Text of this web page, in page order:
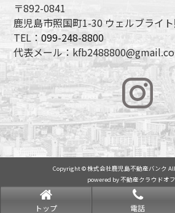
トップ 電話
〒892-0841
鹿児島市照国町1-30 ウェルブライ
TEL：099-248-8800
代表メール：
Copyright © 株式会社鹿児島不動産バンク
powered by 不動産クラウドオ